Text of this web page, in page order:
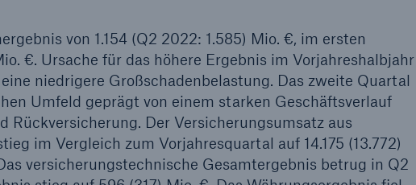
von 1.154 (Q2 2022: 1.585) Mio. €, im ersten
€. Ursache für das höhere Ergebnis im Vorjahreshalbjahr
niedrigere Großschadenbelastung. Das zweite Quartal
Umfeld geprägt von einem starken Geschäftsverlauf
Rückversicherung. Der Versicherungsumsatz aus
im Vergleich zum Vorjahresquartal auf 14.175 (13.772)
versicherungstechnische Gesamtergebnis betrug in Q2